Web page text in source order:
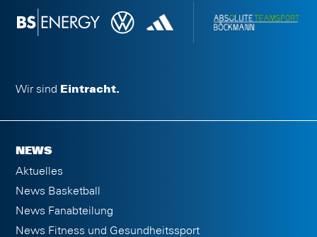
Wir sind Eintracht.
NEWS
Aktuelles
News Basketball
News Fanabteilung
News Fitness und Gesundheitssport